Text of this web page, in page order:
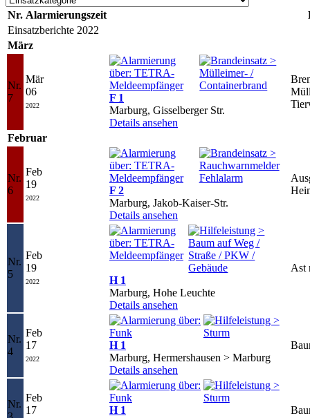
Nr. Alarmierungszeit
Einsatzberichte 2022
März
Nr.
7
Mär
06
2022
F 1
Marburg, Gisselberger Str.
Details ansehen
Februar
Nr.
6
Feb
19
2022
F 2
Marburg, Jakob-Kaiser-Str.
Details ansehen
Nr.
5
Feb
19
2022
H 1
Marburg, Hohe Leuchte
Details ansehen
Ast
Nr.
4
Feb
17
2022
H 1
Marburg, Hermershausen > Marburg
Details ansehen
Nr.
Feb
17
H 1